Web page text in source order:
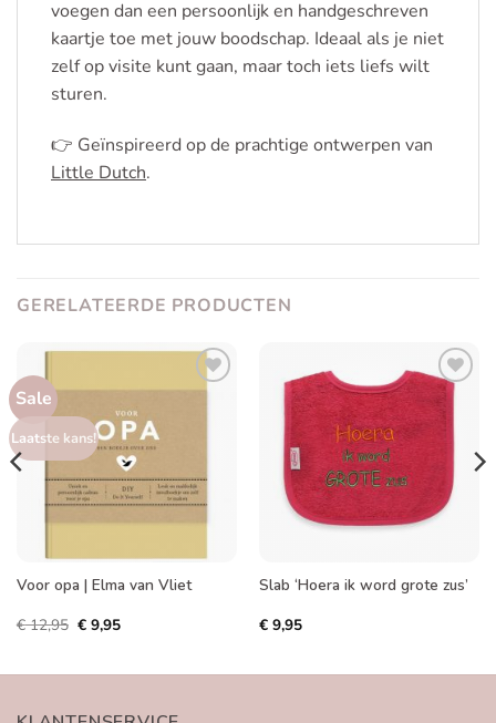
voegen dan een persoonlijk en handgeschreven
kaartje toe met jouw boodschap. Ideaal als je niet
zelf op visite kunt gaan, maar toch iets liefs wilt
sturen.
👉 Geïnspireerd op de prachtige ontwerpen van
Little Dutch.
GERELATEERDE PRODUCTEN
Sale
Laatste kans!
Voor opa | Elma van Vliet
€12,95 Oorspronkelijke
prijs
€9,95Huidige
Toevoegen
verlanglijst
Slab ‘Hoera ik word grote zus’
€9,95